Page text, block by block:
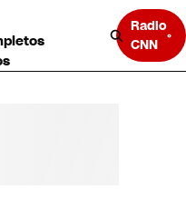
Radio
CNN